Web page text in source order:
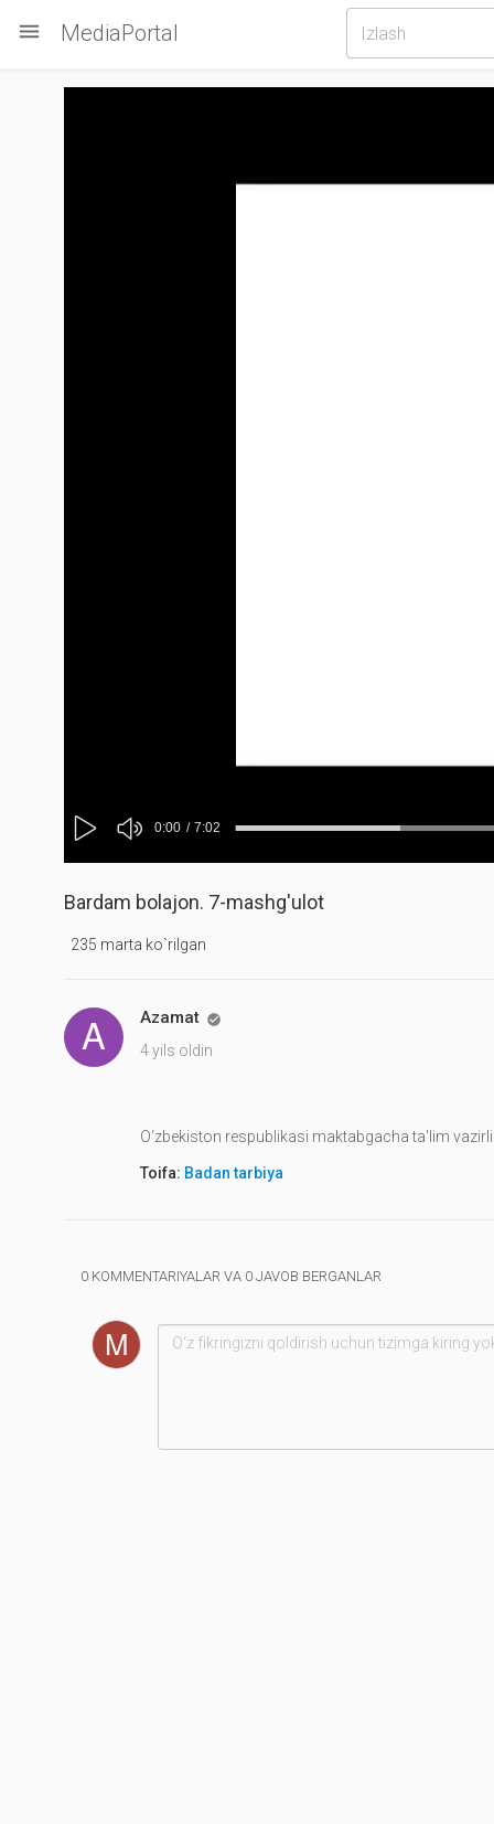
 MediaPortal
Play
MuteCurrent
Time
0:00 / Duration
7:02 Loaded:
Progress:
Bardam bolajon. 7-mashg'ulot
235 marta ko`rilgan
Azamat 
4 yils oldin
O‘zbekiston respublikasi maktabgacha ta'lim
Toifa: Badan tarbiya
0 KOMMENTARIYALAR VA 0 JAVOB BERGANLAR